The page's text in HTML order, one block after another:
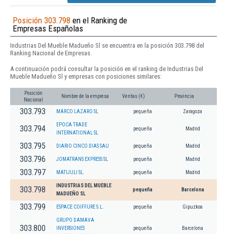
Posición 303.798 en el Ranking de
Empresas Españolas
Industrias Del Mueble Madueño Sl se encuentra en la posición 303.798 del
Ranking Nacional de Empresas.
A continuación podrá consultar la posición en el ranking de Industrias Del
Mueble Madueño Sl y empresas con posiciones similares:
Posición
Nacional
Nombre de la empresa Ventas (€) Provincia
303.793 MARCO LAZARO SL pequeña Zaragoza
303.794
EPOCA TRADE
INTERNATIONAL SL
pequeña Madrid
303.795 DIARIO CINCO DIAS SAU pequeña Madrid
303.796 JOMATRANS EXPRESS SL pequeña Madrid
303.797 MATIJULI SL. pequeña Madrid
303.798
INDUSTRIAS DEL MUEBLE
MADUEÑO SL
pequeña Barcelona
303.799 ESPACE COIFFURE S.L. pequeña Gipuzkoa
303.800
GRUPO DAMAVA
INVERSIONES
pequeña Barcelona